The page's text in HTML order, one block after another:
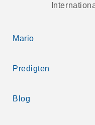
Mario
Predigten
Blog